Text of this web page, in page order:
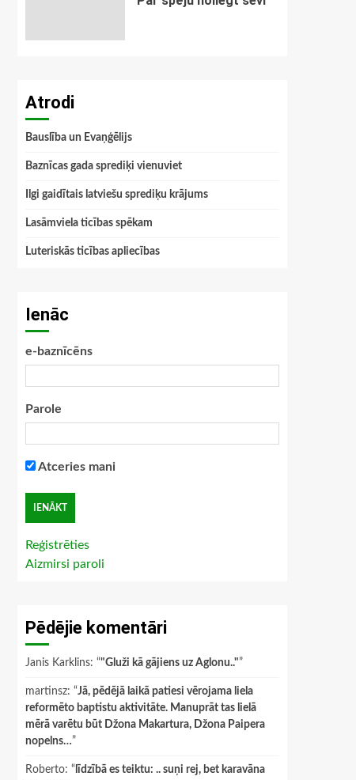
Atrodi
Bauslība un Evaņģēlijs
Baznīcas gada sprediķi vienuviet
Ilgi gaidītais latviešu sprediķu krājums
Lasāmviela ticības spēkam
Luteriskās ticības apliecības
Ienāc
e-baznīcēns
Parole
Atceries mani
Reģistrēties
Aizmirsi paroli
Pēdējie komentāri
Janis Karklins: “"Gluži kā gājiens uz Aglonu.."”
martinsz: “Jā, pēdējā laikā patiesi vērojama liela
reformēto baptistu aktivitāte. Manuprāt tas lielā
mērā varētu būt Džona Makartura, Džona Paipera
nopelns…”
Roberto: “ līdzībā es teiktu: .. suņi rej, bet karavāna